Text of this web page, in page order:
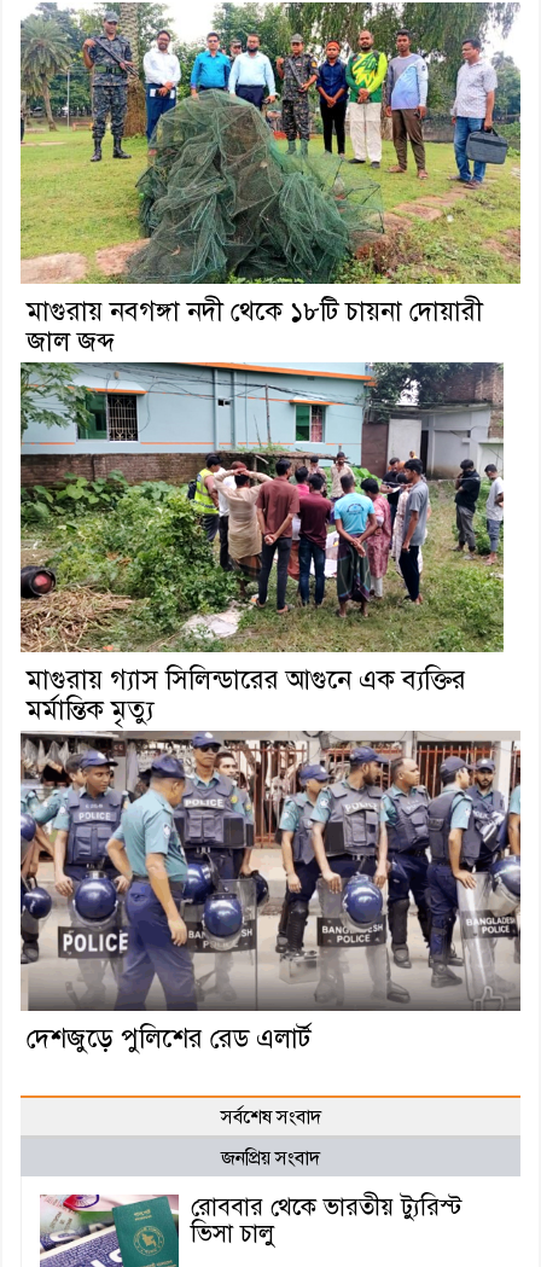
মাগুরায় নবগঙ্গা নদী থেকে ১৮টি চায়না দোয়ারী
জাল জব্দ
মাগুরায় গ্যাস সিলিন্ডারের আগুনে এক ব্যক্তির
মর্মান্তিক মৃত্যু
দেশজুড়ে পুলিশের রেড এলার্ট
সর্বশেষ সংবাদ
জনপ্রিয় সংবাদ
রোববার থেকে ভারতীয় ট্যুরিস্ট
ভিসা চালু